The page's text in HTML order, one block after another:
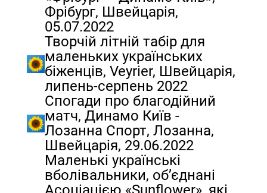
Фрібург, Швейцарія,
05.07.2022
Творчій літній табір для
маленьких українських
біженців, Veyrier, Швейцарія,
липень-серпень 2022
Спогади про благодійний
матч, Динамо Київ -
Лозанна Спорт, Лозанна,
Швейцарія, 29.06.2022
Маленькі українські
вболівальники, об’єднані